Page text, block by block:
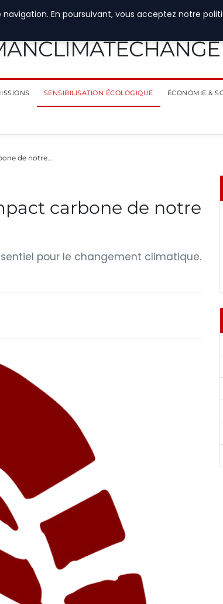
SENSIBILISATION ÉCOLOGIQUE ÉCONOMIE &
de notre…
carbone de notre
pour le changement climatique.
En poursuivant, vous acceptez notre